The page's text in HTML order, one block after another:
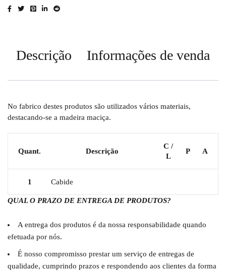
Descrição Informações de venda
No fabrico destes produtos são utilizados vários materiais,
destacando-se a madeira maciça.
Quant. Descrição
C /
L
P A
1 Cabide
QUAL O PRAZO DE ENTREGA DE PRODUTOS?
A entrega dos produtos é da nossa responsabilidade quando
efetuada por nós.
É nosso compromisso prestar um serviço de entregas de
qualidade, cumprindo prazos e respondendo aos clientes da forma